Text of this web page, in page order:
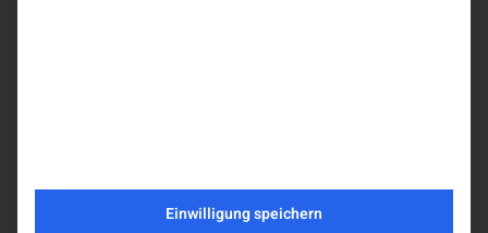
Einwilligung speichern